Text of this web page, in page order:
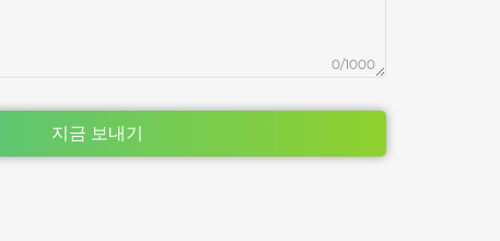
0/1000
지금 보내기